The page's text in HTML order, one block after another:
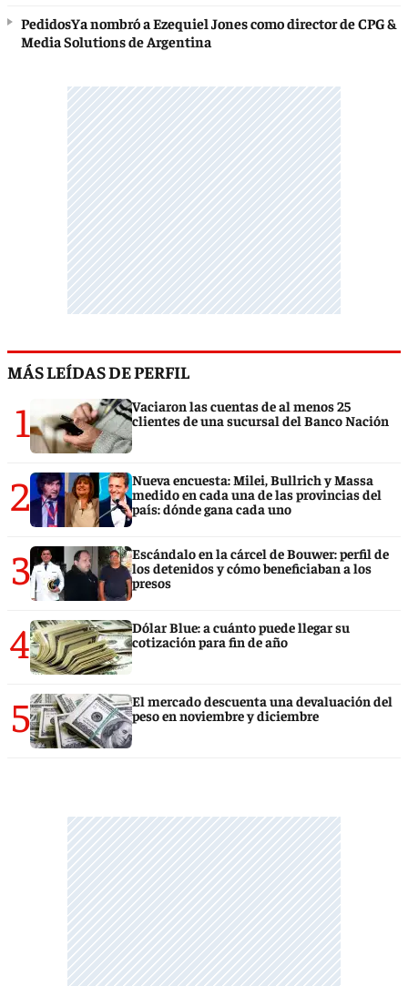
PedidosYa nombró a Ezequiel Jones como director de CPG &
Media Solutions de Argentina
MÁS LEÍDAS DE PERFIL
1
Vaciaron las cuentas de al menos 25
clientes de una sucursal del Banco Nación
2
Nueva encuesta: Milei, Bullrich y Massa
medido en cada una de las provincias del
país: dónde gana cada uno
3
Escándalo en la cárcel de Bouwer: perfil de
los detenidos y cómo beneficiaban a los
presos
4
Dólar Blue: a cuánto puede llegar su
cotización para fin de año
5
El mercado descuenta una devaluación del
peso en noviembre y diciembre